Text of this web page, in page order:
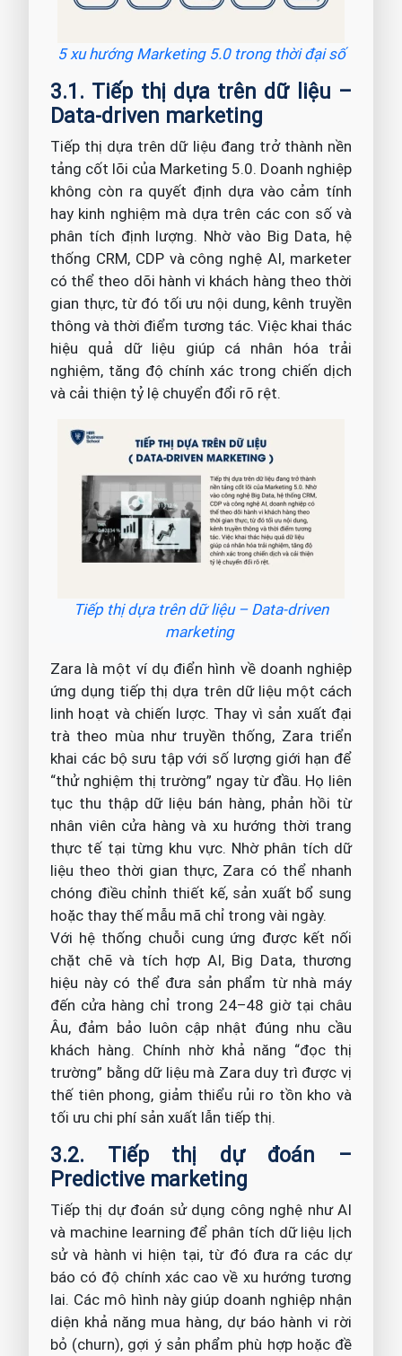
5 xu hướng Marketing 5.0 trong thời đại số
3.1. Tiếp thị dựa trên dữ liệu –
Data-driven marketing
Tiếp thị dựa trên dữ liệu đang trở thành nền
tảng cốt lõi của Marketing 5.0. Doanh nghiệp
không còn ra quyết định dựa vào cảm tính
hay kinh nghiệm mà dựa trên các con số và
phân tích định lượng. Nhờ vào Big Data, hệ
thống CRM, CDP và công nghệ AI, marketer
có thể theo dõi hành vi khách hàng theo thời
gian thực, từ đó tối ưu nội dung, kênh truyền
thông và thời điểm tương tác. Việc khai thác
hiệu quả dữ liệu giúp cá nhân hóa trải
nghiệm, tăng độ chính xác trong chiến dịch
và cải thiện tỷ lệ chuyển đổi rõ rệt.
Tiếp thị dựa trên dữ liệu – Data-driven
marketing
Zara là một ví dụ điển hình về doanh nghiệp
ứng dụng tiếp thị dựa trên dữ liệu một cách
linh hoạt và chiến lược. Thay vì sản xuất đại
trà theo mùa như truyền thống, Zara triển
khai các bộ sưu tập với số lượng giới hạn để
“thử nghiệm thị trường” ngay từ đầu. Họ liên
tục thu thập dữ liệu bán hàng, phản hồi từ
nhân viên cửa hàng và xu hướng thời trang
thực tế tại từng khu vực. Nhờ phân tích dữ
liệu theo thời gian thực, Zara có thể nhanh
chóng điều chỉnh thiết kế, sản xuất bổ sung
hoặc thay thế mẫu mã chỉ trong vài ngày.
Với hệ thống chuỗi cung ứng được kết nối
chặt chẽ và tích hợp AI, Big Data, thương
hiệu này có thể đưa sản phẩm từ nhà máy
đến cửa hàng chỉ trong 24–48 giờ tại châu
Âu, đảm bảo luôn cập nhật đúng nhu cầu
khách hàng. Chính nhờ khả năng “đọc thị
trường” bằng dữ liệu mà Zara duy trì được vị
thế tiên phong, giảm thiểu rủi ro tồn kho và
tối ưu chi phí sản xuất lẫn tiếp thị.
3.2. Tiếp thị dự đoán –
Predictive marketing
Tiếp thị dự đoán sử dụng công nghệ như AI
và machine learning để phân tích dữ liệu lịch
sử và hành vi hiện tại, từ đó đưa ra các dự
báo có độ chính xác cao về xu hướng tương
lai. Các mô hình này giúp doanh nghiệp nhận
diện khả năng mua hàng, dự báo hành vi rời
bỏ (churn), gợi ý sản phẩm phù hợp hoặc đề